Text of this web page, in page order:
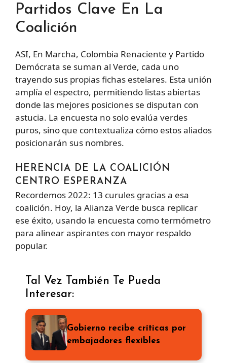
Partidos Clave En La
Coalición
ASI, En Marcha, Colombia Renaciente y Partido
Demócrata se suman al Verde, cada uno
trayendo sus propias fichas estelares. Esta unión
amplía el espectro, permitiendo listas abiertas
donde las mejores posiciones se disputan con
astucia. La encuesta no solo evalúa verdes
puros, sino que contextualiza cómo estos aliados
posicionarán sus nombres.
HERENCIA DE LA COALICIÓN
CENTRO ESPERANZA
Recordemos 2022: 13 curules gracias a esa
coalición. Hoy, la Alianza Verde busca replicar
ese éxito, usando la encuesta como termómetro
para alinear aspirantes con mayor respaldo
popular.
Tal Vez También Te Pueda
Interesar:
Gobierno recibe críticas por
embajadores flexibles